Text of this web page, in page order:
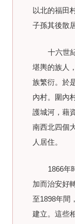
以北的福田
子孫其後散
十六世
堪輿的族人
族繁衍。於
內村。圍內
護城河，藉
南西北四個
人居住。
1866年
加而治安好
至1898年間
建立。這些